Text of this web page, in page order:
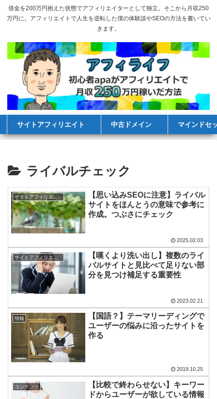
借金を200万円抱えた状態でアフィリエイターとして独立。そこから月収250
万円に。アフィリエイトで人生を逆転した僕の体験談やSEOの方法を書いてい
きます。
サイトアフィリエイト 中古ドメイン マインドセ
ライバルチェック
サイトアフィリエイト
【思い込みSEOに注意】ライバル
サイトをほんとうの意味で参考に
作成。つぶさにチェック
2025.02.03
サイトアフィリエイト
【嘆くより洗い出し】複数のライ
バルサイトと見比べて足りない部
分を見つけ補足する重要性
2023.02.21
情報
【国語？】テーマリーディングで
ユーザーの悩みに沿ったサイトを
作る
2019.10.25
コンテンツ
【比較で終わらせない】キーワー
ドからユーザーが欲している情報